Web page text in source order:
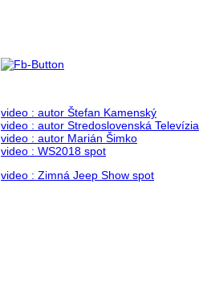
video : autor Štefan Kamenský
video : autor Stredoslovenská Televízia
video : autor Marián Šimko
video : WS2018 spot
video : Zimná Jeep Show spot